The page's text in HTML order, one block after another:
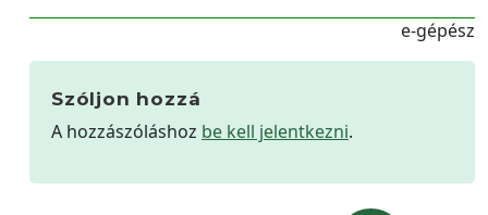
e-gépész
Szóljon hozzá
A hozzászóláshoz be kell jelentkezni.